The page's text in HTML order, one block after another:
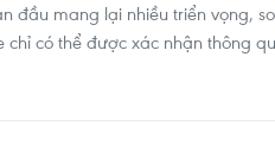
đầu mang lại nhiều triển vọng,
chỉ có thể được xác nhận thông